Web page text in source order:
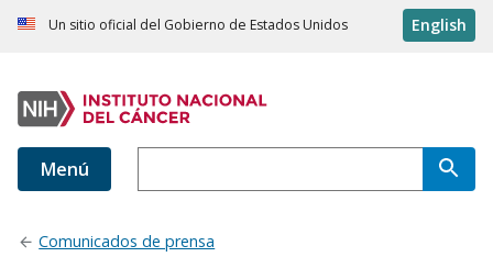
Un sitio oficial del Gobierno de Estados Unidos English
Menú
Comunicados de prensa